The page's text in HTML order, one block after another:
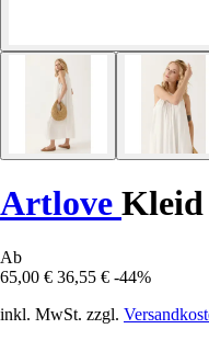
Artlove Kleid
Ab
65,00 € 36,55 € -44%
inkl. MwSt. zzgl.